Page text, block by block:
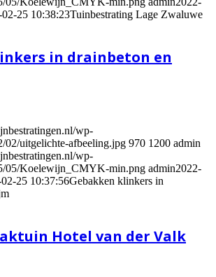
02-25 10:38:23Tuinbestrating Lage Zwaluwe
in drainbeton en
wp-
02/uitgelichte-afbeeling.jpg 970 1200 admin
wp-
05/Koelewijn_CMYK-min.png admin2022-
25 10:37:56Gebakken klinkers in
Hotel van der Valk